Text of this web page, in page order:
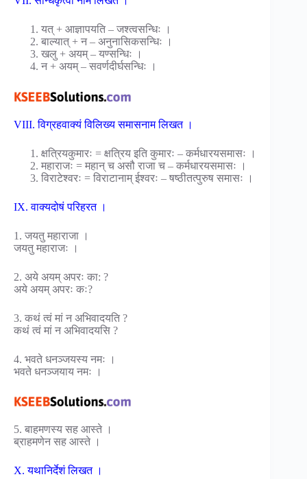
यत् + आज्ञापयति – जश्त्वसन्धिः ।
बाल्यात् + न – अनुनासिकसन्धिः ।
खलु + अयम् – यण्सन्धिः ।
न + अयम् – सवर्णदीर्घसन्धिः ।
VIII. विग्रहवाक्यं विलिख्य समासनाम लिखत ।
क्षत्रियकुमारः = क्षत्रिय इति कुमारः – कर्मधारयसमासः ।
महाराजः = महान् च असौ राजा च – कर्मधारयसमासः ।
विराटेश्वरः = विराटानाम् ईश्वरः – षष्ठीतत्पुरुष समासः ।
IX. वाक्यदोषं परिहरत ।
1. जयतु महाराजा ।
जयतु महाराजः ।
2. अये अयम् अपरः का: ?
अये अयम् अपरः कः?
3. कथं त्वं मां न अभिवादयति ?
कथं त्वं मां न अभिवादयसि ?
4. भवते धनञ्जयस्य नमः ।
भवते धनञ्जयाय नमः ।
5. बाहमणस्य सह आस्ते ।
ब्राहमणेन सह आस्ते ।
X. यथानिर्देशं लिखत ।